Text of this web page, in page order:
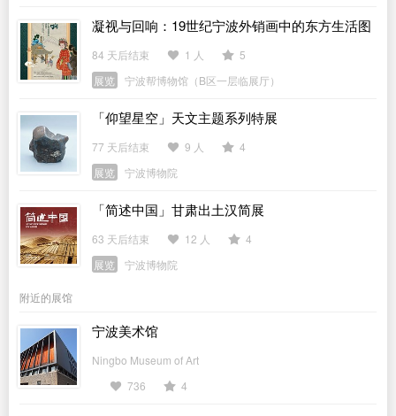
凝视与回响：19世纪宁波外销画中的东方生活图
景
84 天后结束 1 人
5
展览
宁波帮博物馆（B区一层临展厅）
「仰望星空」天文主题系列特展
77 天后结束 9 人
4
展览
宁波博物院
「简述中国」甘肃出土汉简展
63 天后结束 12 人
4
展览
宁波博物院
附近的展馆
宁波美术馆
Ningbo Museum of Art
736
4